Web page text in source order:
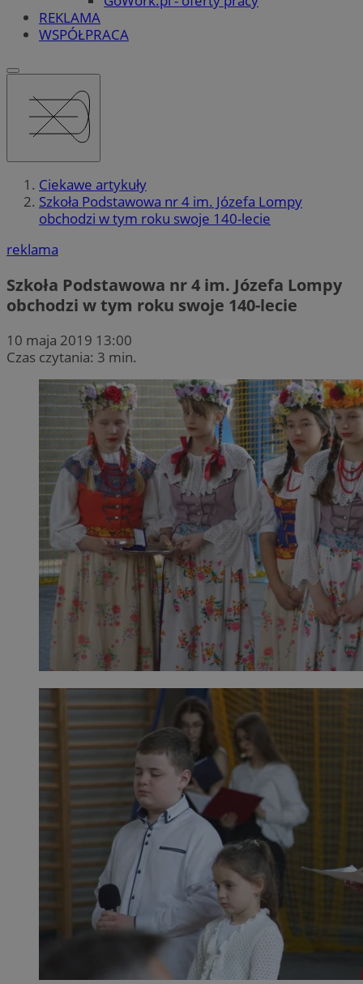
REKLAMA
WSPÓŁPRACA
Ciekawe artykuły
Szkoła Podstawowa nr 4 im. Józefa Lompy
obchodzi w tym roku swoje 140-lecie
reklama
Szkoła Podstawowa nr 4 im. Józefa Lompy
obchodzi w tym roku swoje 140-lecie
10 maja 2019 13:00
Czas czytania: 3 min.